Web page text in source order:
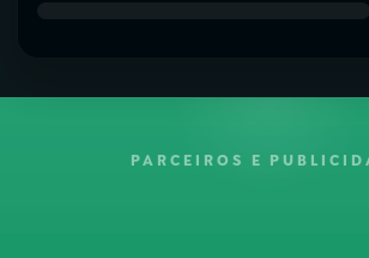
PARCEIROS E